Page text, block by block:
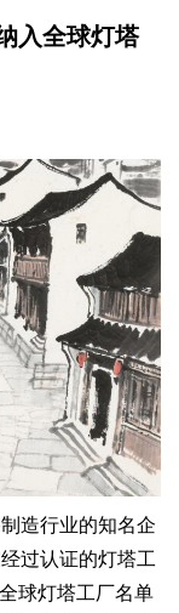
入全球灯塔
造行业的知名企
过认证的灯塔工
球灯塔工厂名单